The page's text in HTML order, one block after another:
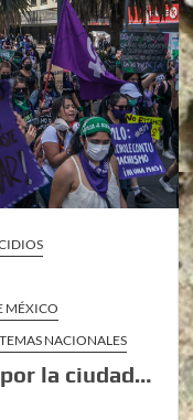
MÉXICO
TEMAS NACIONALES
la ciudad…